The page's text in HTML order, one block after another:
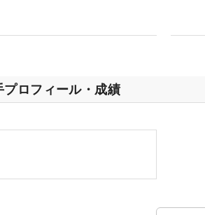
プロフィール・成績